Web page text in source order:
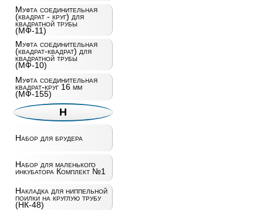
Муфта соединительная
(квадрат - круг) для
квадратной трубы
(МФ-11)
Муфта соединительная
(квадрат-квадрат) для
квадратной трубы
(МФ-10)
Муфта соединительная
квадрат-круг 16 мм
(МФ-155)
Н
Набор для брудера
Набор для маленького
инкубатора Комплект №1
Накладка для ниппельной
поилки на круглую трубу
(НК-48)